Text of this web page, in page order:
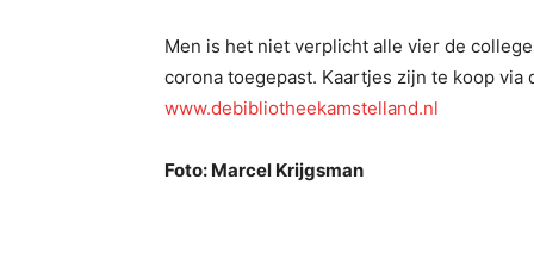
Men is het niet verplicht alle vier de
corona toegepast. Kaartjes zijn te koop
www.debibliotheekamstelland.nl
Foto: Marcel Krijgsman